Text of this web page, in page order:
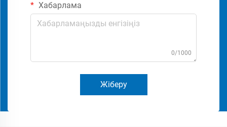
Хабарлама
0/1000
Жіберу